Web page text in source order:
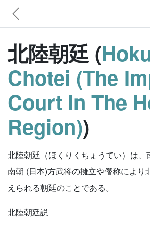
北陸朝廷 (
Chotei (The
Court In The
Region))
北陸朝廷（ほくりくちょうてい）は、
南朝 (日本)方武将の擁立や僭称により
えられる朝廷のことである。
北陸朝廷説